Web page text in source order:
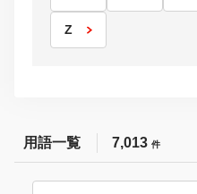
Z
用語一覧 7,013 件